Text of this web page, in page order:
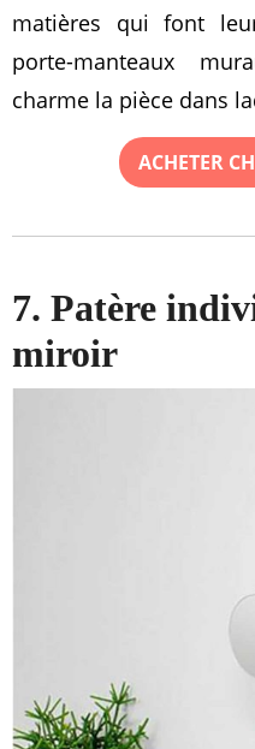
matières qui font
porte-manteaux
charme la pièce dans
ACHETER
7. Patère
miroir